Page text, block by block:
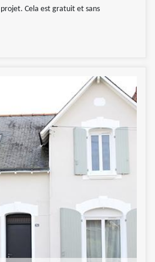
Cela est gratuit et sans